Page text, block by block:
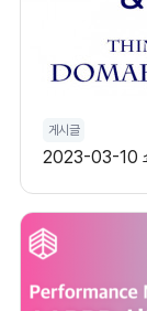
게시글
2023-03-10